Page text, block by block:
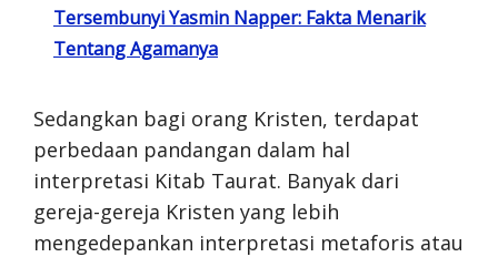
Tersembunyi Yasmin Napper: Fakta Menarik
Tentang Agamanya
Sedangkan bagi orang Kristen, terdapat
perbedaan pandangan dalam hal
interpretasi Kitab Taurat. Banyak dari
gereja-gereja Kristen yang lebih
mengedepankan interpretasi metaforis atau